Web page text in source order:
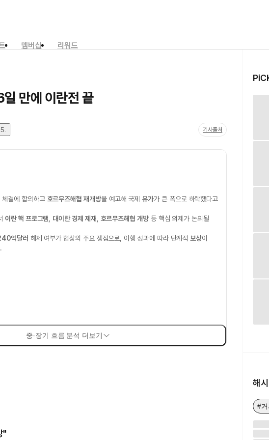
멤버십
리워드
만에 이란전 끝
기사출처
체결에 합의하고 호르무즈해협 재개방을 예고해 국제유가가 큰 폭으로 하락했다고
이란 핵 프로그램 대이란 경제 제재 호르무즈해협 개방등 핵심 의제가 논의될
억달러 해제 여부가 협상의 주요 쟁점으로, 이행 성과에 따라 단계적 보상이
중·장기 흐름 분석 더보기
"
해
#거